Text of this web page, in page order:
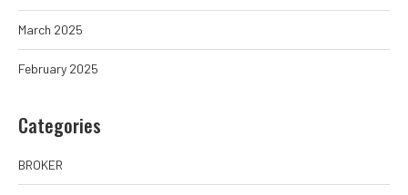
March 2025
February 2025
Categories
BROKER